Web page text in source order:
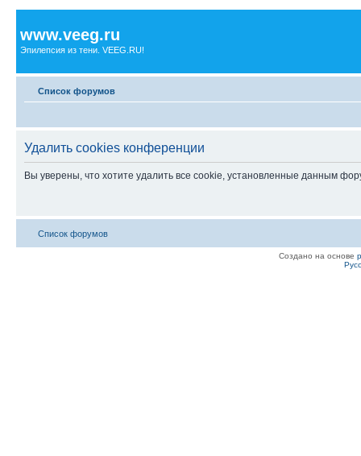
www.veeg.ru
Эпилепсия из тени. VEEG.RU!
Список форумов
Удалить cookies конференции
Вы уверены, что хотите удалить все cookie, установленные данным
Список форумов
Создано на основе